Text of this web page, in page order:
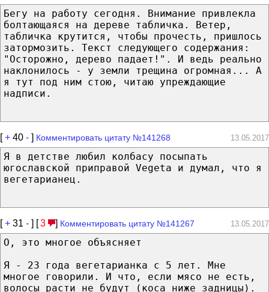
Бегу на работу сегодня. Внимание привлекла
болтающаяся на дереве табличка. Ветер,
табличка крутится, чтобы прочесть, пришлось
затормозить. Текст следующего содержания:
"Осторожно, дерево падает!". И ведь реально
наклонилось - у земли трещина огромная... А
я тут под ним стою, читаю упреждающие
надписи.
[+ 40 - ] Комментировать цитату №141268 13.05.2017
Я в детстве любил колбасу посыпать
югославской приправой Vegeta и думал, что я
вегетарианец.
[+ 31 - ] [3 ] Комментировать цитату №141267 13.05.2017
О, это многое объясняет
Я - 23 года вегетарианка с 5 лет. Мне
многое говорили. И что, если мясо не есть,
волосы расти не будут (коса ниже задницы).